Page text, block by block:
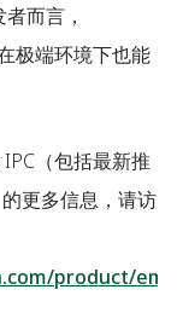
而言，
极端环境下也能
（包括最新推
更多信息，请访
product/